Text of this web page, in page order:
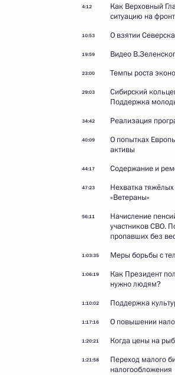
Владимир Путин ответил
на вопросы представителей
29 мая 2026 года Видео, 50 мин.
4:12
Как Верховный
ситуацию на
10:53 О взятии
19:59 Видео
23:00 Темпы роста
29:03
Сибирский
Поддержка
34:42 Реализация
40:09
О попытках
активы
44:17 Содержание и
47:23
Нехватка
«Ветераны»
56:11
Начисление
участников СВО.
пропавших без
1:03:35 Меры борьбы с
1:06:19
Как Президент
нужно людям?
1:10:02 Поддержка
1:17:16 О повышении
1:20:21 Когда цены на
1:21:58
Переход малого
налогообложения